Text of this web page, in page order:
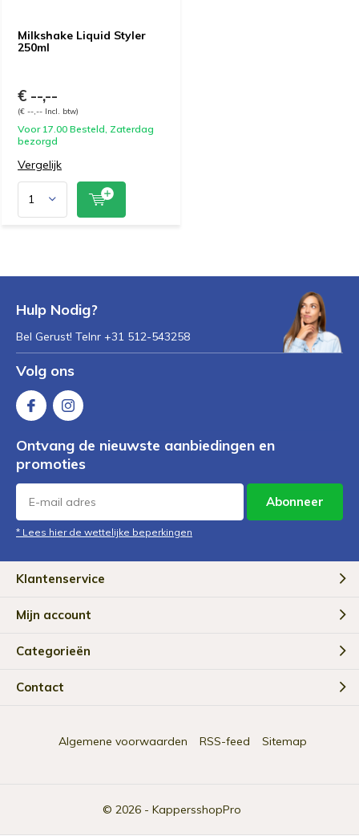
Milkshake Liquid Styler
250ml
€ --,--
(€ --,-- Incl. btw)
Voor 17.00 Besteld, Zaterdag
bezorgd
Vergelijk
Hulp Nodig?
Bel Gerust! Telnr +31 512-543258
Volg ons
Ontvang de nieuwste aanbiedingen en
promoties
Abonneer
* Lees hier de wettelijke beperkingen
Klantenservice
Mijn account
Categorieën
Contact
© 2026 - KappersshopPro
Algemene voorwaarden RSS-feed Sitemap